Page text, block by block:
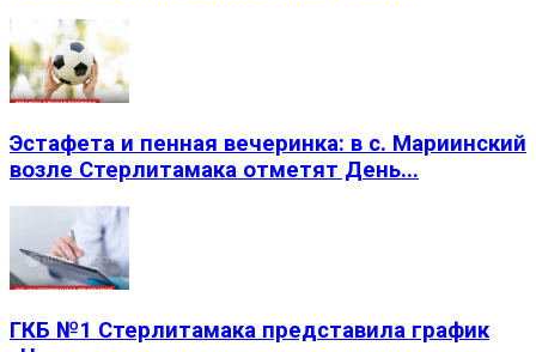
Эстафета и пенная вечеринка: в с. Мариинский
возле Стерлитамака отметят День...
ГКБ №1 Стерлитамака представила график